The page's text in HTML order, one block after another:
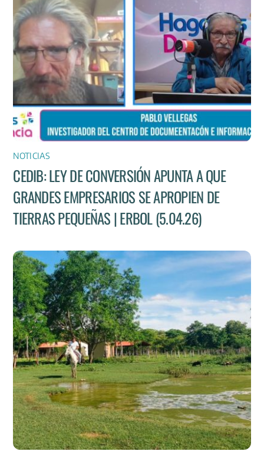
NOTICIAS
CEDIB: LEY DE CONVERSIÓN APUNTA A QUE
GRANDES EMPRESARIOS SE APROPIEN DE
TIERRAS PEQUEÑAS | ERBOL (5.04.26)